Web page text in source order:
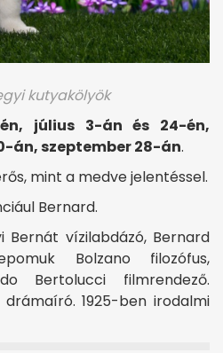
kutyakölyök
július 3-án és 24-én,
án, szeptember 28-án.
mint a medve jelentéssel.
Bernard.
Bernát vízilabdázó, Bernard
Bolzano filozófus,
Bertolucci filmrendező.
1925-ben irodalmi